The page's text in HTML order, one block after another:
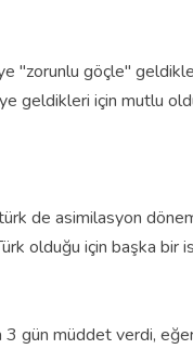
"zorunlu göçle"
geldikleri için mutlu
de asimilasyon
olduğu için başka
gün müddet verdi,